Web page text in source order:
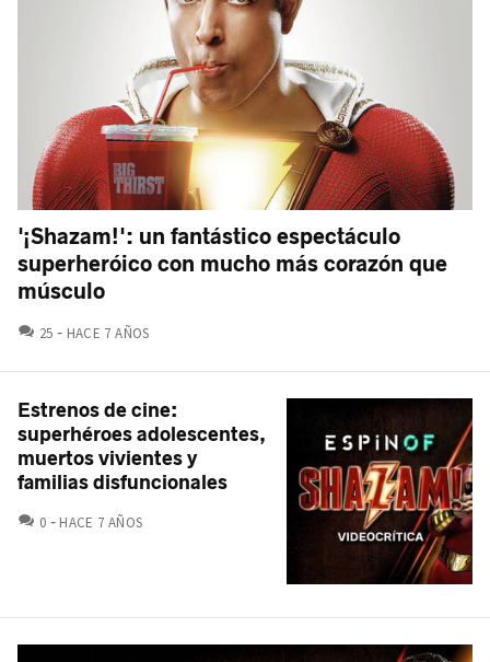
'¡Shazam!': un fantástico espectáculo
superheróico con mucho más corazón que
músculo
25 COMENTARIOS
HACE 7 AÑOS
Estrenos de cine:
superhéroes adolescentes,
muertos vivientes y
familias disfuncionales
0 COMENTARIOS
HACE 7 AÑOS